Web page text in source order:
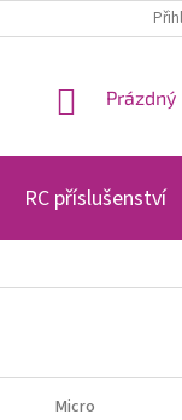
NÁKUPNÍ
Prázdný
RC příslušenství
Micro